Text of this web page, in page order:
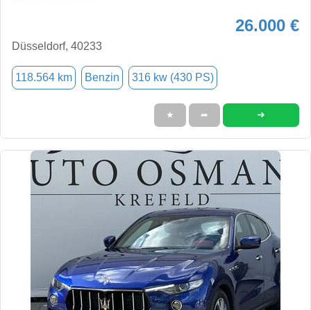
26.000 €
Düsseldorf, 40233
118.564 km Benzin 316 kw (430 PS)
★ ➦ ➜